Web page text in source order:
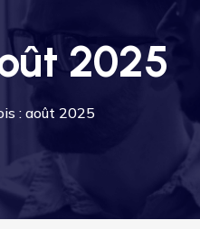
2025
: août 2025